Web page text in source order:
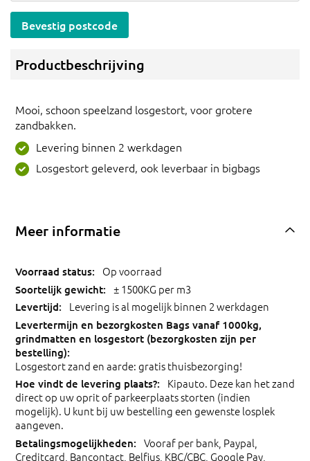
Bevestig postcode
Productbeschrijving
Mooi, schoon speelzand losgestort, voor grotere
zandbakken.
Levering binnen 2 werkdagen
Losgestort geleverd, ook leverbaar in bigbags
Meer informatie
Op voorraad
± 1500KG per m3
Levering is al mogelijk binnen 2 werkdagen
Losgestort zand en aarde: gratis thuisbezorging!
Kipauto. Deze kan het zand
direct op uw oprit of parkeerplaats storten (indien
mogelijk). U kunt bij uw bestelling een gewenste losplek
aangeven.
Vooraf per bank, Paypal,
Creditcard, Bancontact, Belfius, KBC/CBC, Google Pay,